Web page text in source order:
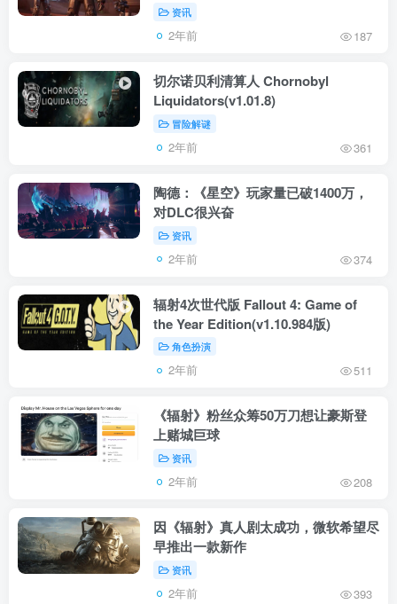
资讯
2年前 187
切尔诺贝利清算人 Chornobyl
Liquidators(v1.01.8)
冒险解谜
2年前 361
陶德：《星空》玩家量已破1400万，
对DLC很兴奋
资讯
2年前 374
辐射4次世代版 Fallout 4: Game of
the Year Edition(v1.10.984版)
角色扮演
2年前 511
《辐射》粉丝众筹50万刀想让豪斯登
上赌城巨球
资讯
2年前 208
因《辐射》真人剧太成功，微软希望尽
早推出一款新作
资讯
2年前 393